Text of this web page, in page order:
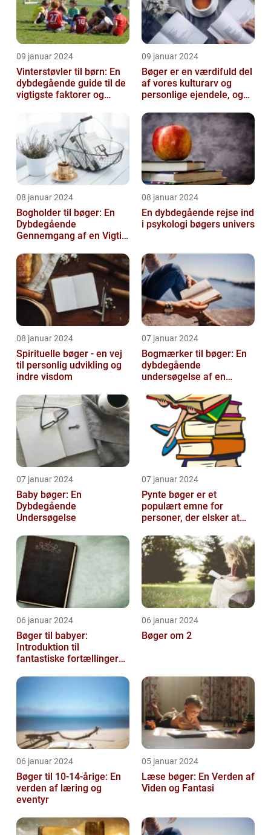
09 januar 2024
Vinterstøvler til børn: En
dybdegående guide til de
vigtigste faktorer og
09 januar 2024
Bøger er en værdifuld del
af vores kulturarv og
personlige ejendele, og
opb...
08 januar 2024
Bogholder til bøger: En
Dybdegående
Gennemgang af en Vigtig
og Økonomi
08 januar 2024
En dybdegående rejse ind
i psykologi bøgers univers
08 januar 2024
Spirituelle bøger - en vej
til personlig udvikling og
indre visdom
07 januar 2024
Bogmærker til bøger: En
dybdegående
undersøgelse af en
skat
07 januar 2024
Baby bøger: En
Dybdegående
Undersøgelse
07 januar 2024
Pynte bøger er et
populært emne for
personer, der elsker at
deres bøger
06 januar 2024
Bøger til babyer:
Introduktion til
fantastiske fortællinger
06 januar 2024
Bøger om 2
06 januar 2024
Bøger til 10-14-årige: En
verden af læring og
eventyr
05 januar 2024
Læse bøger: En Verden af
Viden og Fantasi